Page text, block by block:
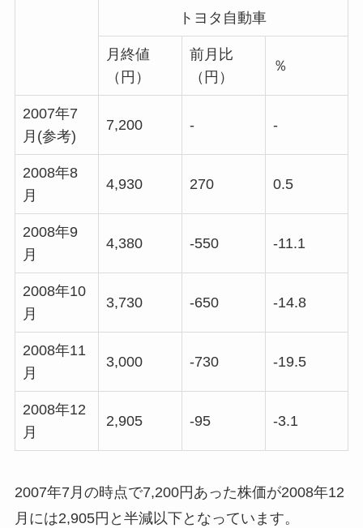
トヨタ自動車
月終値
（円）
前月比
（円）
％
2007年7
月(参考)
7,200 - -
2008年8
月
4,930 270 0.5
2008年9
月
4,380 -550 -11.1
2008年10
月
3,730 -650 -14.8
2008年11
月
3,000 -730 -19.5
2008年12
月
2,905 -95 -3.1
2007年7月の時点で7,200円あった株価が2008年12
月には2,905円と半減以下となっています。